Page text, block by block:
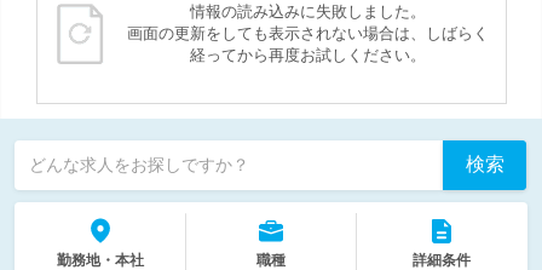
情報の読み込みに失敗しました。
画面の更新をしても表示されない場合は、しばらく
経ってから再度お試しください。
どんな求人をお探しですか？ 検索
勤務地・本社 職種 詳細条件